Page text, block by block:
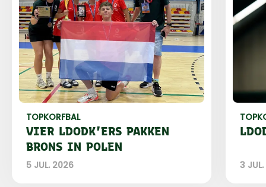
TOPKORFBAL
VIER LDODK'ERS PAKKEN
BRONS IN POLEN
5 JUL. 2026 3